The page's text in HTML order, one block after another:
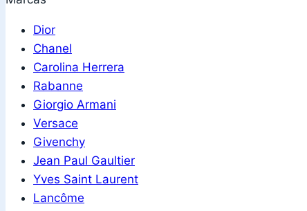
Dior
Chanel
Carolina Herrera
Rabanne
Giorgio Armani
Versace
Givenchy
Jean Paul Gaultier
Yves Saint Laurent
Lancôme